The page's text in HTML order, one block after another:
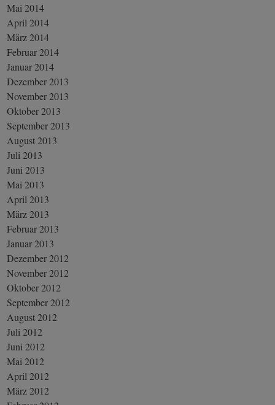
Mai 2014
April 2014
März 2014
Februar 2014
Januar 2014
Dezember 2013
November 2013
Oktober 2013
September 2013
August 2013
Juli 2013
Juni 2013
Mai 2013
April 2013
März 2013
Februar 2013
Januar 2013
Dezember 2012
November 2012
Oktober 2012
September 2012
August 2012
Juli 2012
Juni 2012
Mai 2012
April 2012
März 2012